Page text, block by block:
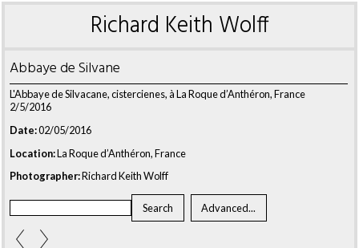
Richard Keith Wolff
Abbaye de Silvane
L'Abbaye de Silvacane, cistercienes, à La Roque d’Anthéron, France
2/5/2016
Date:02/05/2016
Location:La Roque d’Anthéron, France
Photographer:Richard Keith Wolff